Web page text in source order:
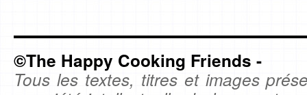
©The Happy Cooking Friends -
Tous les textes, titres et images